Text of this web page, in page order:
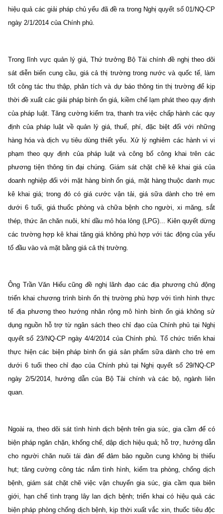
hiệu quả các giải pháp chủ yếu đã đề ra trong Nghị quyết số 01/NQ-CP
ngày 2/1/2014 của Chính phủ.
Trong lĩnh vực quản lý giá, Thứ trưởng Bộ Tài chính đề nghị theo dõi
sát diễn biến cung cầu, giá cả thị trường trong nước và quốc tế, làm
tốt công tác thu thập, phân tích và dự báo thông tin thị trường để kịp
thời đề xuất các giải pháp bình ổn giá, kiềm chế lạm phát theo quy định
của pháp luật. Tăng cường kiểm tra, thanh tra việc chấp hành các quy
định của pháp luật về quản lý giá, thuế, phí, đặc biệt đối với những
hàng hóa và dịch vụ tiêu dùng thiết yếu. Xử lý nghiêm các hành vi vi
phạm theo quy định của pháp luật và công bố công khai trên các
phương tiện thông tin đại chúng. Giám sát chặt chẽ kê khai giá của
doanh nghiệp đối với mặt hàng bình ổn giá, mặt hàng thuộc danh mục
kê khai giá; trong đó có giá cước vận tải, giá sữa dành cho trẻ em
dưới 6 tuổi, giá thuốc phòng và chữa bệnh cho người, xi măng, sắt
thép, thức ăn chăn nuôi, khí dầu mỏ hóa lỏng (LPG)... Kiên quyết dừng
các trường hợp kê khai tăng giá không phù hợp với tác động của yếu
tố đầu vào và mặt bằng giá cả thị trường.
Ông Trần Văn Hiếu cũng đề nghị lãnh đạo các địa phương chủ động
triển khai chương trình bình ổn thị trường phù hợp với tình hình thực
tế địa phương theo hướng nhân rộng mô hình bình ổn giá không sử
dụng nguồn hỗ trợ từ ngân sách theo chỉ đạo của Chính phủ tại Nghị
quyết số 23/NQ-CP ngày 4/4/2014 của Chính phủ. Tổ chức triển khai
thực hiện các biện pháp bình ổn giá sản phẩm sữa dành cho trẻ em
dưới 6 tuổi theo chỉ đạo của Chính phủ tại Nghị quyết số 29/NQ-CP
ngày 2/5/2014, hướng dẫn của Bộ Tài chính và các bộ, ngành liên
quan.
Ngoài ra, theo dõi sát tình hình dịch bệnh trên gia súc, gia cầm để có
biện pháp ngăn chặn, khống chế, dập dịch hiệu quả; hỗ trợ, hướng dẫn
cho người chăn nuôi tái đàn để đảm bảo nguồn cung không bị thiếu
hụt; tăng cường công tác nắm tình hình, kiểm tra phòng, chống dịch
bệnh, giám sát chặt chẽ việc vận chuyển gia súc, gia cầm qua biên
giới, hạn chế tình trạng lây lan dịch bệnh; triển khai có hiệu quả các
biện pháp phòng chống dịch bệnh, kịp thời xuất vắc xin, thuốc tiêu độc